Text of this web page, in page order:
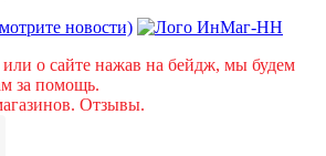
новости)
или о сайте нажав на бейдж, мы будем
за помощь.
Отзывы.